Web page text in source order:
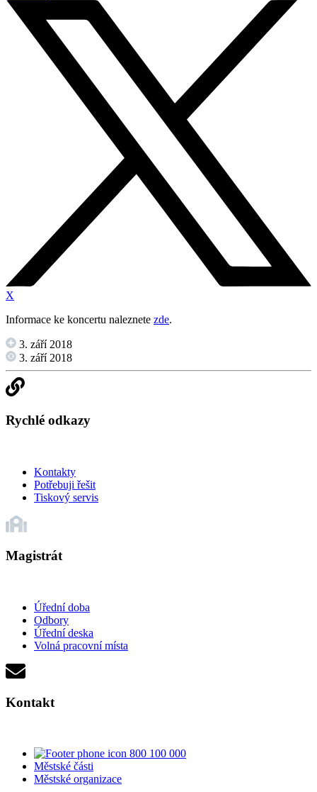
X
Informace ke koncertu naleznete zde.
3. září 2018
3. září 2018
Rychlé odkazy
Kontakty
Potřebuji řešit
Tiskový servis
Magistrát
Úřední doba
Odbory
Úřední deska
Volná pracovní místa
Kontakt
800 100 000
Městské části
Městské organizace